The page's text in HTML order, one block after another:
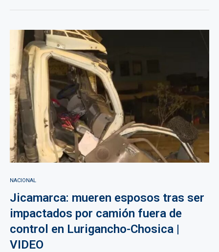
NACIONAL
Jicamarca: mueren esposos tras ser
impactados por camión fuera de
control en Lurigancho-Chosica |
VIDEO